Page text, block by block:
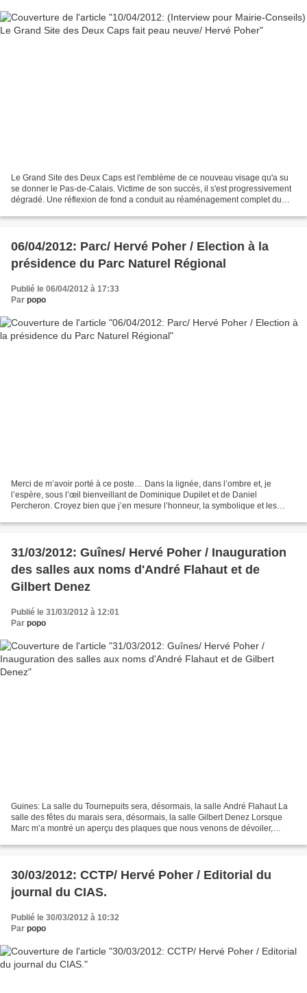
Le Grand Site des Deux Caps est l'emblème de ce nouveau visage qu'a su
se donner le Pas-de-Calais. Victime de son succès, il s'est progressivement
dégradé. Une réflexion de fond a conduit au réaménagement complet du
06/04/2012: Parc/ Hervé Poher / Election à la
présidence du Parc Naturel Régional
Publié le 06/04/2012 à 17:33
Par popo
Merci de m’avoir porté à ce poste… Dans la lignée, dans l’ombre et, je
l’espère, sous l’œil bienveillant de Dominique Dupilet et de Daniel
Percheron. Croyez bien que j’en mesure l’honneur, la symbolique et les
31/03/2012: Guînes/ Hervé Poher / Inauguration
des salles aux noms d'André Flahaut et de
Gilbert Denez
Publié le 31/03/2012 à 12:01
Par popo
Guines: La salle du Tournepuits sera, désormais, la salle André Flahaut La
salle des fêtes du marais sera, désormais, la salle Gilbert Denez Lorsque
Marc m’a montré un aperçu des plaques que nous venons de dévoiler,
30/03/2012: CCTP/ Hervé Poher / Editorial du
journal du CIAS.
Publié le 30/03/2012 à 10:32
Par popo